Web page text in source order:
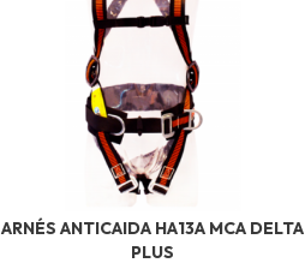
ARNÉS ANTICAIDA HA13A MCA DELTA
PLUS